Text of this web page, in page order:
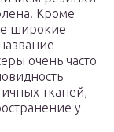
Кроме
широкие
очень часто
тканей,
у